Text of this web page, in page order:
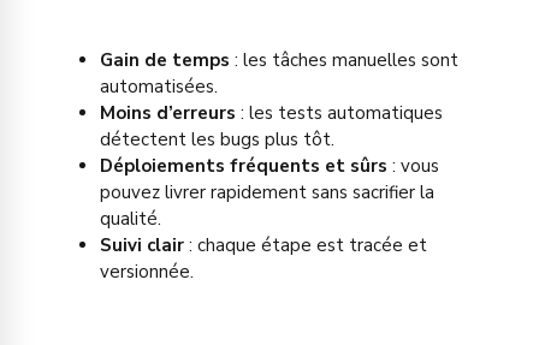
Gain de temps : les tâches manuelles sont
automatisées.
Moins d’erreurs : les tests automatiques
détectent les bugs plus tôt.
Déploiements fréquents et sûrs : vous
pouvez livrer rapidement sans sacrifier la
qualité.
Suivi clair: chaque étape est tracée et
versionnée.